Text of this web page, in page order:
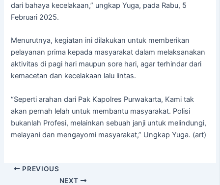
dari bahaya kecelakaan,” ungkap Yuga, pada Rabu, 5
Februari 2025.
Menurutnya, kegiatan ini dilakukan untuk memberikan
pelayanan prima kepada masyarakat dalam melaksanakan
aktivitas di pagi hari maupun sore hari, agar terhindar dari
kemacetan dan kecelakaan lalu lintas.
“Seperti arahan dari Pak Kapolres Purwakarta, Kami tak
akan pernah lelah untuk membantu masyarakat. Polisi
bukanlah Profesi, melainkan sebuah janji untuk melindungi,
melayani dan mengayomi masyarakat,” Ungkap Yuga. (art)
PREVIOUS
NEXT